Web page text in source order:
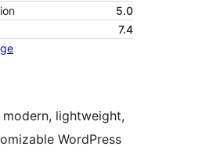
5.0
7.4
lightweight,
WordPress